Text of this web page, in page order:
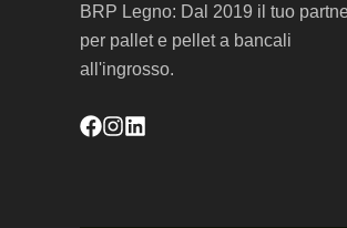
BRP Legno: Dal 2019 il tuo
per pallet e pellet a bancali
all'ingrosso.